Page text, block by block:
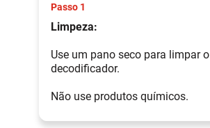
Passo 1
Limpeza:
Use um pano seco para limpar o
decodificador.
Não use produtos químicos.